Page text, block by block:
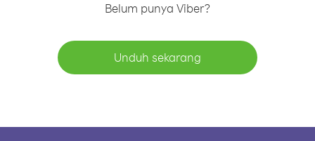
Belum punya Viber?
Unduh sekarang